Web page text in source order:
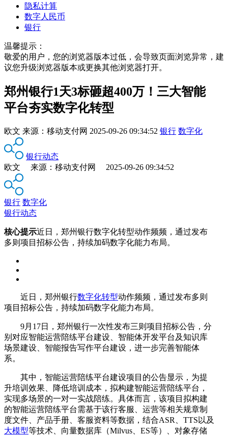
隐私计算
数字人民币
银行
温馨提示：
敬爱的用户，您的浏览器版本过低，会导致页面浏览异常，建
议您升级浏览器版本或更换其他浏览器打开。
郑州银行1天3标砸超400万！三大智能
平台夯实数字化转型
欧文 来源： 移动支付网 2025-09-26 09:34:52 银行 数字化
银行动态
欧文 来源：移动支付网 2025-09-26 09:34:52
银行 数字化
银行动态
核心提示近日，郑州银行数字化转型动作频频，通过发布
多则项目招标公告，持续加码数字化能力布局。
近日，郑州银行数字化转型动作频频，通过发布多则
项目招标公告，持续加码数字化能力布局。
9月17日，郑州银行一次性发布三则项目招标公告，分
别对应智能运营陪练平台建设、智能体开发平台及知识库
场景建设、智能报告写作平台建设，进一步完善智能体
系。
其中，智能运营陪练平台建设项目的公告显示，为提
升培训效果、降低培训成本，拟构建智能运营陪练平台，
实现多场景的一对一实战陪练。具体而言，该项目拟构建
的智能运营陪练平台需基于该行客服、运营等相关规章制
度文件、产品手册、客服资料等数据，结合ASR、TTS以及
大模型等技术、向量数据库（Milvus、ES等）、对象存储